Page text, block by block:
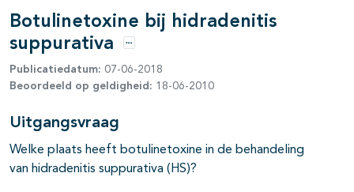
open- en dichtklappen
open- en dichtklappen
open- en dichtklappen
Botulinetoxine bij hidradenitis
suppurativa
Opties
Publicatiedatum: 07-06-2018
Beoordeeld op geldigheid: 18-06-2010
Uitgangsvraag
Welke plaats heeft botulinetoxine in de behandeling
van hidradenitis suppurativa (HS)?